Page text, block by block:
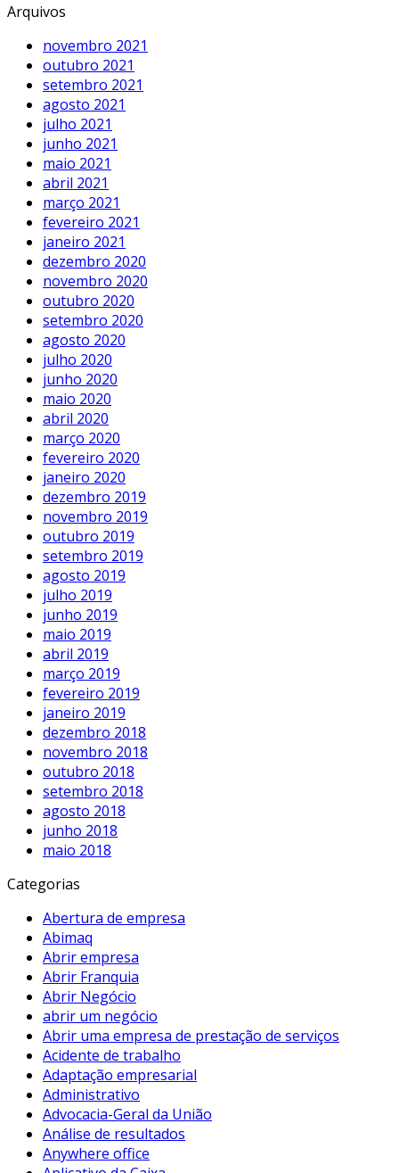
Arquivos
novembro 2021
outubro 2021
setembro 2021
agosto 2021
julho 2021
junho 2021
maio 2021
abril 2021
março 2021
fevereiro 2021
janeiro 2021
dezembro 2020
novembro 2020
outubro 2020
setembro 2020
agosto 2020
julho 2020
junho 2020
maio 2020
abril 2020
março 2020
fevereiro 2020
janeiro 2020
dezembro 2019
novembro 2019
outubro 2019
setembro 2019
agosto 2019
julho 2019
junho 2019
maio 2019
abril 2019
março 2019
fevereiro 2019
janeiro 2019
dezembro 2018
novembro 2018
outubro 2018
setembro 2018
agosto 2018
junho 2018
maio 2018
Categorias
Abertura de empresa
Abimaq
Abrir empresa
Abrir Franquia
Abrir Negócio
abrir um negócio
Abrir uma empresa de prestação de serviços
Acidente de trabalho
Adaptação empresarial
Administrativo
Advocacia-Geral da União
Análise de resultados
Anywhere office